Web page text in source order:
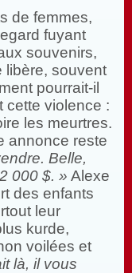
de femmes,
fuyant
souvenirs,
libère, souvent
pourrait-il
cette violence :
les meurtres.
annonce reste
Belle,
000 $. » Alexe
des enfants
leur
kurde,
voilées et
là, il vous